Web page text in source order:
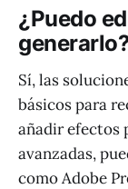
¿Puedo
Sí, las
básicos para
añadir efectos
avanzadas,
como Adobe